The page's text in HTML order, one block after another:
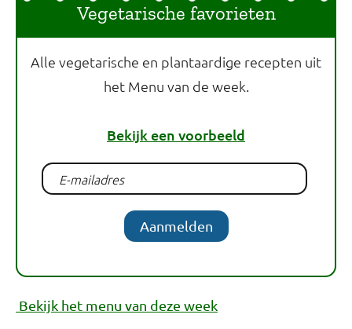
Vegetarische favorieten
Alle vegetarische en plantaardige recepten uit
het Menu van de week.
Bekijk een voorbeeld
Aanmelden
Bekijk het menu van deze week